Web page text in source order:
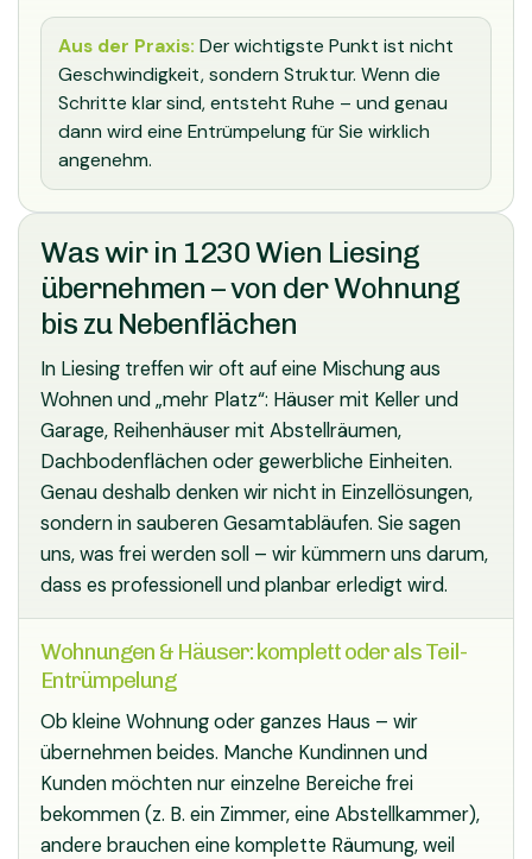
Aus der Praxis: Der wichtigste Punkt ist nicht
Geschwindigkeit, sondern Struktur. Wenn die
Schritte klar sind, entsteht Ruhe – und genau
dann wird eine Entrümpelung für Sie wirklich
angenehm.
Was wir in 1230 Wien Liesing
übernehmen – von der Wohnung
bis zu Nebenflächen
In Liesing treffen wir oft auf eine Mischung aus
Wohnen und „mehr Platz“: Häuser mit Keller und
Garage, Reihenhäuser mit Abstellräumen,
Dachbodenflächen oder gewerbliche Einheiten.
Genau deshalb denken wir nicht in Einzellösungen,
sondern in sauberen Gesamtabläufen. Sie sagen
uns, was frei werden soll – wir kümmern uns darum,
dass es professionell und planbar erledigt wird.
Wohnungen & Häuser: komplett oder als Teil-
Entrümpelung
Ob kleine Wohnung oder ganzes Haus – wir
übernehmen beides. Manche Kundinnen und
Kunden möchten nur einzelne Bereiche frei
bekommen (z. B. ein Zimmer, eine Abstellkammer),
andere brauchen eine komplette Räumung, weil